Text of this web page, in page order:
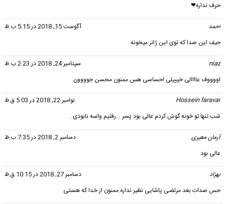
حرف نداره❤
احمد
آگوست 15, 2018 در 5:15 ب.ظ
حیف این صدا که توی این ژانر میخونه
niaz
سپتامبر 24, 2018 در 2:23 ب.ظ
اووووف عاااالی خیییلی احساسی هس ممنون محسن جوووون
Hossein faravar
نوامبر 22, 2018 در 5:03 ق.ظ
شب تنها تو خونه گوش کردم عالی بود پسر …رفتیم واسه نابودی .
آرمان معیری
دسامبر 2, 2018 در 7:35 ب.ظ
عالی بود
بهزاد
دسامبر 27, 2018 در 10:15 ق.ظ
حس صدات بعد مرتضی پاشایی نظیر نداره.ممنون از خدا که هستی